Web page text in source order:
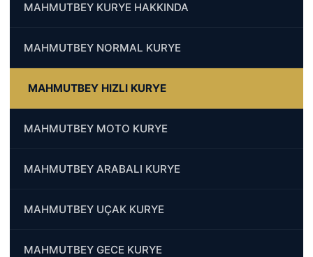
MAHMUTBEY KURYE HAKKINDA
MAHMUTBEY NORMAL KURYE
MAHMUTBEY HIZLI KURYE
MAHMUTBEY MOTO KURYE
MAHMUTBEY ARABALI KURYE
MAHMUTBEY UÇAK KURYE
MAHMUTBEY GECE KURYE